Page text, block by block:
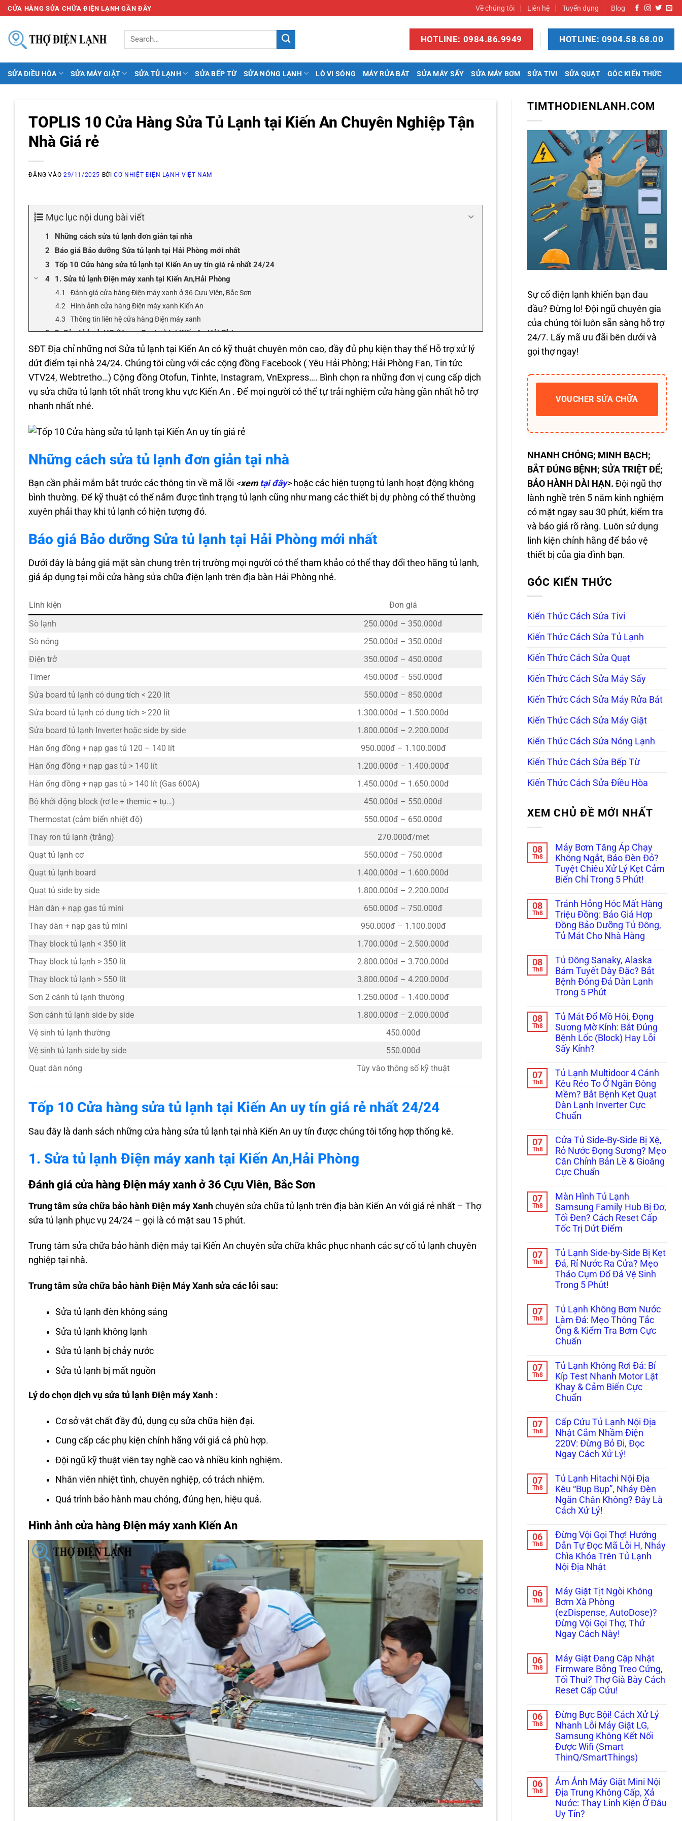
Bỏ
nội
dung
CỬA HÀNG SỬA CHỮA ĐIỆN LẠNH GẦN ĐÂY Về chúng tôi Liên hệ Tuyển dụng Blog
HOTLINE: 0984.86.9949 HOTLINE: 0904.58.68.00
SỬA ĐIỀU HÒA SỬA MÁY GIẶT SỬA TỦ LẠNH SỬA BẾP TỪ SỬA NÓNG LẠNH LÒ VI SÓNG MÁY RỬA BÁT SỬA MÁY SẤY SỬA MÁY BƠM SỬA TIVI SỬA QUẠT GÓC KIẾN THỨC
TOPLIS 10 Cửa Hàng Sửa Tủ Lạnh tại Kiến An Chuyên Nghiệp Tận
Nhà Giá rẻ
ĐĂNG VÀO 29/11/2025 BỞICƠ NHIỆT ĐIỆN LẠNH VIỆT NAM
Mục lục nội dung bài viết
Những cách sửa tủ lạnh đơn giản tại nhà
Báo giá Bảo dưỡng Sửa tủ lạnh tại Hải Phòng mới nhất
Tốp 10 Cửa hàng sửa tủ lạnh tại Kiến An uy tín giá rẻ nhất 24/24
1. Sửa tủ lạnh Điện máy xanh tại Kiến An,Hải Phòng
Đánh giá cửa hàng Điện máy xanh ở 36 Cựu Viên, Bắc Sơn
Hình ảnh cửa hàng Điện máy xanh Kiến An
Thông tin liên hệ cửa hàng Điện máy xanh
2. Sửa tủ lạnh HC (Home Center) tại Kiến An,Hải Phòng
Đánh giá cửa hàng HC tại 209B Đồng Hòa
Hình ảnh cửa hàng HC Kiến An
Thông tin liên hệ cửa hàng HC
3. Sửa tủ lạnh PICO tại Kiến An,Hải Phòng
Đánh giá cửa hàng PICO ở 355 Trường Chinh, Quán Trữ
Thông tin liên hệ cửa hàng PICO
Đánh giá cửa hàng MEDIAMART ở 689 Trần Nhân Tông, Nam Sơn
Hình ảnh cửa hàng MEDIAMART Kiến An
Thông tin liên hệ cửa hàng MEDIAMART
5. Sửa tủ lạnh Nguyễn Kim tại Kiến An,Hải Phòng
Đánh giá cửa hàng Nguyễn Kim ở 16, Nguyễn Công Mỹ, Ngọc Sơn
Thông tin liên hệ cửa hàng Nguyễn Kim
6. Sửa tủ lạnh ECO Mart tại Kiến An, Hải Phòng
Đánh giá cửa hàng ECO Mart ở 238 Trần Tất Văn, Tràng Minh
Hình ảnh cửa hàng ECO Mart tại Kiến An
7. Sửa tủ lạnh Digicity tại Kiến An,Hải Phòng
Đánh giá cửa hàng Digicity ở 5 Phố Trữ Khê, Lãm Hà
Thông tin liên hệ cửa hàng Thiên Hòa
9. Sửa tủ lạnh Điện máy Cam tại Kiến An, Hải Phòng
Hình ảnh cửa hàng Điện máy Cam tại Kiến An
Thông tin liên hệ cửa hàng Điện máy Cam
10. Sửa tủ lạnh tại Điện máy Mạnh Hùng tại Kiến An,Hải Phòng
Đánh giá cửa hàng Điện máy Mạnh Hùng ở 98 Nguyễn Lương Bằng, Văn Đẩu
Hình ảnh cửa hàng Điện máy Mạnh Hùng tại Kiến An
Thông tin liên hệ cửa hàng Điện máy Mạnh Hùng
FAQ – Giải đáp nhanh
Tại Kiến An có sửa tủ lạnh tại nhà không?
Tủ lạnh không lạnh có phải do hết gas?
Bao lâu nên bảo dưỡng tủ lạnh?
Bơm gas mất bao lâu?
SĐT Địa chỉ những nơi Sửa tủ lạnh tại Kiến An có kỹ thuật chuyên môn cao, đầy đủ phụ kiện thay thế Hỗ trợ xử lý
dứt điểm tại nhà 24/24. Chúng tôi cùng với các cộng đồng Facebook ( Yêu Hải Phòng; Hải Phòng Fan, Tin tức
VTV24, Webtretho…) Cộng đồng Otofun, Tinhte, Instagram, VnExpress…. Bình chọn ra những đơn vị cung cấp dịch
vụ sửa chữa tủ lạnh tốt nhất trong khu vực Kiến An . Để mọi người có thể tự trải nghiệm cửa hàng gần nhất hỗ trợ
nhanh nhất nhé.
Những cách sửa tủ lạnh đơn giản tại nhà
Bạn cần phải mắm bắt trước các thông tin về mã lỗi <xem tại đây>hoặc các hiện tượng tủ lạnh hoạt động không
bình thường. Để kỹ thuật có thể nắm được tình trạng tủ lạnh cũng như mang các thiết bị dự phòng có thể thường
xuyên phải thay khi tủ lạnh có hiện tượng đó.
Báo giá Bảo dưỡng Sửa tủ lạnh tại Hải Phòng mới nhất
Dưới đây là bảng giá mặt sàn chung trên trị trường mọi người có thể tham khảo có thể thay đổi theo hãng tủ lạnh,
giá áp dụng tại mỗi cửa hàng sửa chữa điện lạnh trên địa bàn Hải Phòng nhé.
Linh kiện
Đơn giá
Sò lạnh
250.000đ – 350.000đ
Sò nóng
250.000đ – 350.000đ
Điện trở
350.000đ – 450.000đ
Timer
450.000đ – 550.000đ
Sửa board tủ lạnh có dung tích < 220 lít
550.000đ – 850.000đ
Sửa board tủ lạnh có dung tích > 220 lít
1.300.000đ – 1.500.000đ
Sửa board tủ lạnh Inverter hoặc side by side
1.800.000đ – 2.200.000đ
Hàn ống đồng + nạp gas tủ 120 – 140 lít
950.000đ – 1.100.000đ
Hàn ống đồng + nạp gas tủ > 140 lít
1.200.000đ – 1.400.000đ
Hàn ống đồng + nạp gas tủ > 140 lít (Gas 600A)
1.450.000đ – 1.650.000đ
Bộ khởi động block (rơ le + themic + tụ…)
450.000đ – 550.000đ
Thermostat (cảm biến nhiệt độ)
550.000đ – 650.000đ
Thay ron tủ lạnh (trắng)
270.000đ/met
Quạt tủ lạnh cơ
550.000đ – 750.000đ
Quạt tủ lạnh board
1.400.000đ – 1.600.000đ
Quạt tủ side by side
1.800.000đ – 2.200.000đ
Hàn dàn + nạp gas tủ mini
650.000đ – 750.000đ
Thay dàn + nạp gas tủ mini
950.000đ – 1.100.000đ
Thay block tủ lạnh < 350 lít
1.700.000đ – 2.500.000đ
Thay block tủ lạnh > 350 lít
2.800.000đ – 3.700.000đ
Thay block tủ lạnh > 550 lít
3.800.000đ – 4.200.000đ
Sơn 2 cánh tủ lạnh thường
1.250.000đ – 1.400.000đ
Sơn cánh tủ lạnh side by side
1.800.000đ – 2.000.000đ
Vệ sinh tủ lạnh thường
450.000đ
Vệ sinh tủ lạnh side by side
550.000đ
Quạt dàn nóng
Tùy vào thông số kỹ thuật
Tốp 10 Cửa hàng sửa tủ lạnh tại Kiến An uy tín giá rẻ nhất 24/24
Sau đây là danh sách những cửa hàng sửa tủ lạnh tại nhà Kiến An uy tín được chúng tôi tổng hợp thống kê.
1. Sửa tủ lạnh Điện máy xanh tại Kiến An,Hải Phòng
Đánh giá cửa hàng Điện máy xanh ở 36 Cựu Viên, Bắc Sơn
Trung tâm sửa chữa bảo hành Điện máy Xanhchuyên sửa chữa tủ lạnh trên địa bàn Kiến An với giá rẻ nhất – Thợ
sửa tủ lạnh phục vụ 24/24 – gọi là có mặt sau 15 phút.
Trung tâm sửa chữa bảo hành điện máy tại Kiến An chuyên sửa chữa khắc phục nhanh các sự cố tủ lạnh chuyên
nghiệp tại nhà.
Trung tâm sửa chữa bảo hành Điện Máy Xanh sửa các lỗi sau:
Sửa tủ lạnh đèn không sáng
Sửa tủ lạnh không lạnh
Sửa tủ lạnh bị chảy nước
Sửa tủ lạnh bị mất nguồn
Lý do chọn dịch vụ sửa tủ lạnh Điện máy Xanh :
Cơ sở vật chất đầy đủ, dụng cụ sửa chữa hiện đại.
Cung cấp các phụ kiện chính hãng với giá cả phù hợp.
Đội ngũ kỹ thuật viên tay nghề cao và nhiều kinh nghiệm.
Nhân viên nhiệt tình, chuyên nghiệp, có trách nhiệm.
Quá trình bảo hành mau chóng, đúng hẹn, hiệu quả.
Hình ảnh cửa hàng Điện máy xanh Kiến An
TIMTHODIENLANH.COM
Sự cố điện lạnh khiến bạn đau
đầu? Đừng lo! Đội ngũ chuyên gia
của chúng tôi luôn sẵn sàng hỗ trợ
24/7. Lấy mã ưu đãi bên dưới và
gọi thợ ngay!
VOUCHER SỬA CHỮA
NHANH CHÓNG; MINH BẠCH;
BẮT ĐÚNG BỆNH; SỬA TRIỆT ĐỂ;
BẢO HÀNH DÀI HẠN. Đội ngũ thợ
lành nghề trên 5 năm kinh nghiệm
có mặt ngay sau 30 phút, kiểm tra
và báo giá rõ ràng. Luôn sử dụng
linh kiện chính hãng để bảo vệ
thiết bị của gia đình bạn.
GÓC KIẾN THỨC
Kiến Thức Cách Sửa Tivi
Kiến Thức Cách Sửa Tủ Lạnh
Kiến Thức Cách Sửa Quạt
Kiến Thức Cách Sửa Máy Sấy
Kiến Thức Cách Sửa Máy Rửa Bát
Kiến Thức Cách Sửa Máy Giặt
Kiến Thức Cách Sửa Nóng Lạnh
Kiến Thức Cách Sửa Bếp Từ
Kiến Thức Cách Sửa Điều Hòa
XEM CHỦ ĐỀ MỚI NHẤT
08
Th8
Máy Bơm Tăng Áp Chạy
Không Ngắt, Báo Đèn Đỏ?
Tuyệt Chiêu Xử Lý Kẹt Cảm
Biến Chỉ Trong 5 Phút!
bình
luận
ở
Máy
Bơm
Tăng
Chạy
Không
Ngắt,
Báo
Đèn
Đỏ?
Tuyệt
Lý
Kẹt
Cảm
Biến
Chỉ
Trong
Phút!
08
Th8
Tránh Hỏng Hóc Mất Hàng
Triệu Đồng: Báo Giá Hợp
Đồng Bảo Dưỡng Tủ Đông,
Tủ Mát Cho Nhà Hàng
bình
luận
ở
Tránh
Hỏng
Hóc
Hàng
Triệu
Đồng:
Báo
Giá
Hợp
Đồng
Dưỡng
Tủ
Đông,
Tủ
Mát
Cho
Nhà
Hàng
08
Th8
Tủ Đông Sanaky, Alaska
Bám Tuyết Dày Đặc? Bắt
Bệnh Đóng Đá Dàn Lạnh
Trong 5 Phút
bình
luận
ở
Tủ
Đông
Sanaky,
Bám
Tuyết
Dày
Đặc?
Bắt
Bệnh
Đóng
Đá
Trong
5
Phút
08
Th8
Tủ Mát Đổ Mồ Hôi, Đọng
Sương Mờ Kính: Bắt Đúng
Bệnh Lốc (Block) Hay Lỗi
Sấy Kính?
bình
luận
ở
Tủ
Mát
Đổ
Mồ
Sương
Mờ
Kính:
Bắt
Đúng
Bệnh
Hay
Lỗi
Sấy
Kính?
07
Th8
Tủ Lạnh Multidoor 4 Cánh
Kêu Réo To Ở Ngăn Đông
Mềm? Bắt Bệnh Kẹt Quạt
Dàn Lạnh Inverter Cực
Chuẩn
bình
luận
ở
Tủ
Lạnh
Multidoor
Cánh
Kêu
Réo
To
Ngăn
Đông
Bắt
Bệnh
Kẹt
Quạt
Dàn
Lạnh
Inverter
Chuẩn
07
Th8
Cửa Tủ Side-By-Side Bị Xệ,
Rỏ Nước Đọng Sương? Mẹo
Căn Chỉnh Bản Lề & Gioăng
Cực Chuẩn
bình
luận
ở
Cửa
Tủ
Side-
Side
Xệ,
Rỏ
Nước
Đọng
Sương?
Căn
Chỉnh
Bản
Lề
&
Gioăng
Cực
07
Th8
Màn Hình Tủ Lạnh
Samsung Family Hub Bị Đơ,
Tối Đen? Cách Reset Cấp
Tốc Trị Dứt Điểm
bình
luận
ở
Màn
Hình
Tủ
Samsung
Family
Hub
Bị
Đơ,
Tối
Đen?
Reset
Cấp
Tốc
Trị
Dứt
Điểm
07
Th8
Tủ Lạnh Side-by-Side Bị Kẹt
Đá, Rỉ Nước Ra Cửa? Mẹo
Tháo Cụm Đổ Đá Vệ Sinh
Trong 5 Phút!
bình
luận
ở
Tủ
Lạnh
Side-
Side
Kẹt
Đá,
Rỉ
Nước
Ra
Mẹo
Tháo
Cụm
Đổ
Đá
Vệ
Sinh
5
Phút!
07
Th8
Tủ Lạnh Không Bơm Nước
Làm Đá: Mẹo Thông Tắc
Ống & Kiểm Tra Bơm Cực
Chuẩn
bình
luận
ở
Tủ
Lạnh
Không
Nước
Làm
Đá:
Mẹo
Thông
Tắc
Ống
Kiểm
Tra
Bơm
Cực
Chuẩn
07
Th8
Tủ Lạnh Không Rơi Đá: Bí
Kíp Test Nhanh Motor Lật
Khay & Cảm Biến Cực
Chuẩn
bình
luận
ở
Tủ
Lạnh
Không
Đá:
Kíp
Test
Nhanh
Motor
Lật
Cảm
Biến
Cực
Chuẩn
07
Th8
Cấp Cứu Tủ Lạnh Nội Địa
Nhật Cắm Nhầm Điện
220V: Đừng Bỏ Đi, Đọc
Ngay Cách Xử Lý!
bình
luận
ở
Cấp
Cứu
Tủ
Nội
Địa
Nhật
Cắm
Nhầm
Điện
220V:
Đi,
Đọc
Ngay
Cách
Xử
Lý!
07
Th8
Tủ Lạnh Hitachi Nội Địa
Kêu “Bụp Bụp”, Nháy Đèn
Ngăn Chân Không? Đây Là
Cách Xử Lý!
bình
luận
ở
Tủ
Lạnh
Hitachi
Kêu
“Bụp
Bụp”,
Nháy
Đèn
Ngăn
Chân
Là
Cách
Xử
Lý!
06
Th8
Đừng Vội Gọi Thợ! Hướng
Dẫn Tự Đọc Mã Lỗi H, Nháy
Chìa Khóa Trên Tủ Lạnh
Nội Địa Nhật
bình
luận
ở
Đừng
Vội
Gọi
Thợ!
Tự
Đọc
Mã
Lỗi
H,
Nháy
Trên
Tủ
Lạnh
Nội
Địa
Nhật
06
Th8
Máy Giặt Tịt Ngòi Không
Bơm Xà Phòng
(ezDispense, AutoDose)?
Đừng Vội Gọi Thợ, Thử
Ngay Cách Này!
bình
luận
ở
Máy
Giặt
Tịt
Không
Bơm
Xà
Phòng
(ezDispense,
AutoDose)?
Đừng
Vội
Thử
Ngay
Cách
Này!
06
Th8
Máy Giặt Đang Cập Nhật
Firmware Bỗng Treo Cứng,
Tối Thui? Thợ Già Bày Cách
Reset Cấp Cứu!
bình
luận
ở
Máy
Giặt
Đang
Cập
Bỗng
Treo
Cứng,
Tối
Thui?
Thợ
06
Th8
Đừng Bực Bội! Cách Xử Lý
Nhanh Lỗi Máy Giặt LG,
Samsung Không Kết Nối
Được Wifi (Smart
ThinQ/SmartThings)
có
bình
luận
ở
Đừng
Bực
Bội!
06
Th8
Ám Ảnh Máy Giặt Mini Nội
Địa Trung Không Cấp, Xả
Nước: Thay Linh Kiện Ở Đâu
Uy Tín?